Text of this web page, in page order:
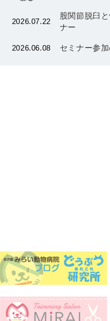
2026.07.22
股関節脱臼
ナー
2026.06.08 セミナー参